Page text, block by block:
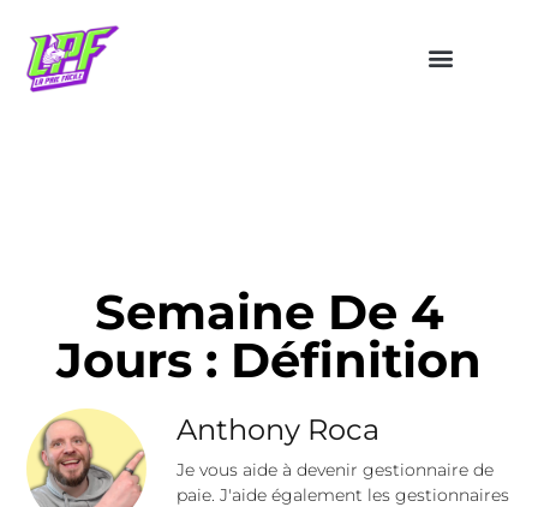
Semaine De 4
Jours : Définition
Anthony Roca
Je vous aide à devenir gestionnaire de
paie. J'aide également les gestionnaires